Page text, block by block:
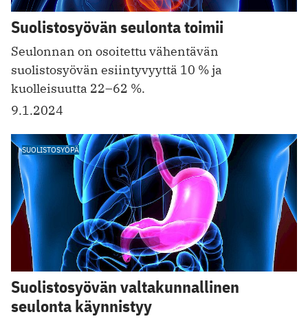
Suolistosyövän seulonta toimii
Seulonnan on osoitettu vähentävän
suolistosyövän esiintyvyyttä 10 % ja
kuolleisuutta 22–62 %.
9.1.2024
SUOLISTOSYÖPÄ
Suolistosyövän valtakunnallinen
seulonta käynnistyy